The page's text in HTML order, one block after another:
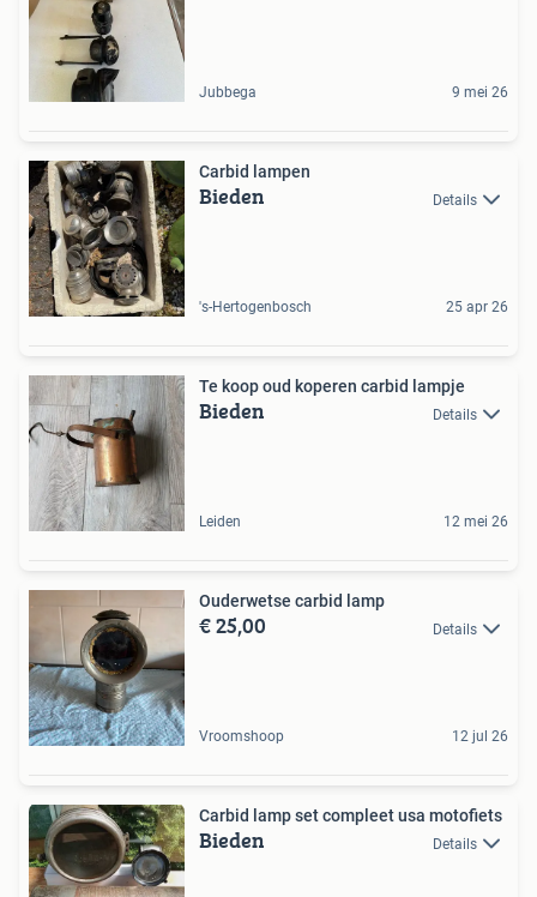
Jubbega 9 mei 26
Carbid lampen
Bieden Details
's-Hertogenbosch 25 apr 26
Te koop oud koperen carbid lampje
Bieden Details
Leiden 12 mei 26
Ouderwetse carbid lamp
€ 25,00 Details
Vroomshoop 12 jul 26
Carbid lamp set compleet usa motofiets
Bieden Details